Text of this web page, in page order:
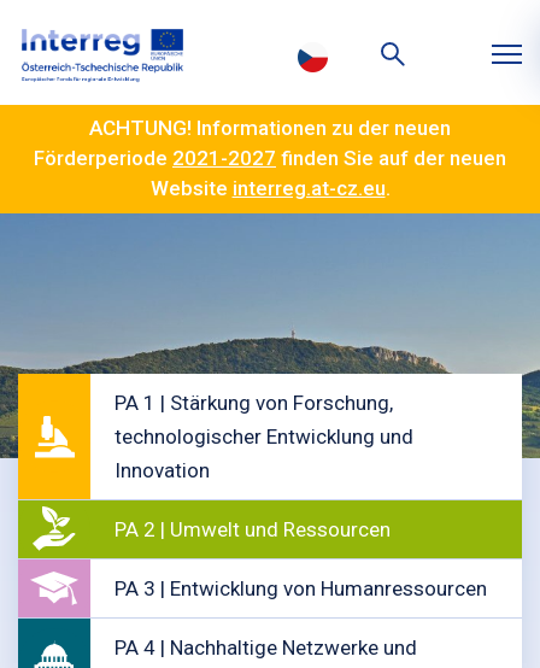
ACHTUNG! Informationen zu der neuen
Förderperiode 2021-2027 finden Sie auf der neuen
Website interreg.at-cz.eu.
PA 1 | Stärkung von Forschung,
technologischer Entwicklung und
Innovation
PA 2 | Umwelt und Ressourcen
PA 3 | Entwicklung von Humanressourcen
PA 4 | Nachhaltige Netzwerke und